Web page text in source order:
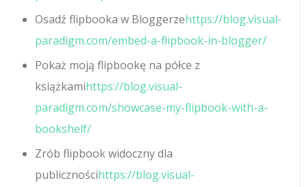
Osadź flipbooka w Bloggerzehttps://blog.visual-
paradigm.com/embed-a-flipbook-in-blogger/
Pokaż moją flipbookę na półce z
książkamihttps://blog.visual-
paradigm.com/showcase-my-flipbook-with-a-
bookshelf/
Zrób flipbook widoczny dla
publicznościhttps://blog.visual-